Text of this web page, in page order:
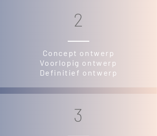
2
Concept ontwerp
Voorlopig ontwerp
Definitief ontwerp
3